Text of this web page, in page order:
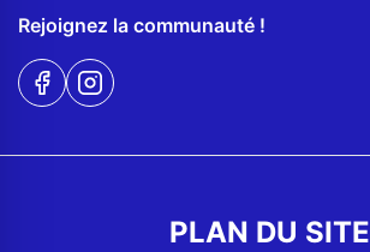
Rejoignez la communauté !
PLAN DU SITE